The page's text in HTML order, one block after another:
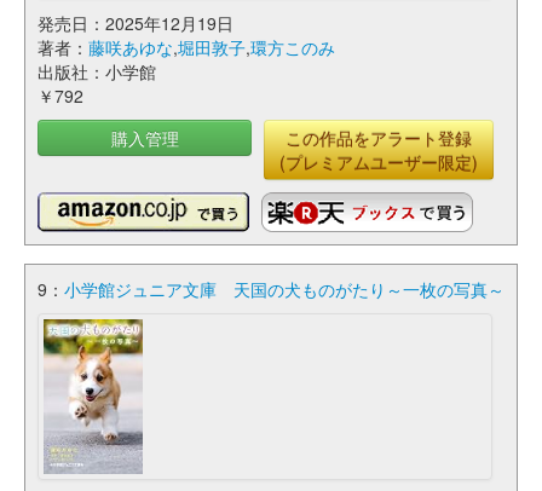
発売日：2025年12月19日
著者： 藤咲あゆな,堀田敦子,環方このみ
出版社：小学館
￥792
購入管理
この作品をアラート登録
(プレミアムユーザー限定)
9： 小学館ジュニア文庫 天国の犬ものがたり～一枚の写真～